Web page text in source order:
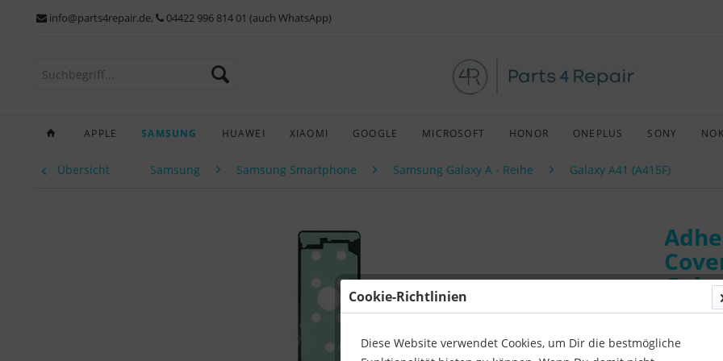
info@parts4repair.de, 04422 996 814 01 (auch WhatsApp)
APPLE SAMSUNG HUAWEI XIAOMI GOOGLE MICROSOFT HONOR ONEPLUS SONY
Übersicht Samsung Samsung Smartphone Samsung Galaxy A - Reihe Galaxy A41 (A415F)
Cookie-Richtlinien
Diese Website verwendet Cookies, um Dir die bestmögliche